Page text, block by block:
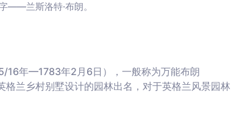
——兰斯洛特·布朗。
16年—1783年2月6日），一般称为万能布朗
兰乡村别墅设计的园林出名，对于英格兰风景园林